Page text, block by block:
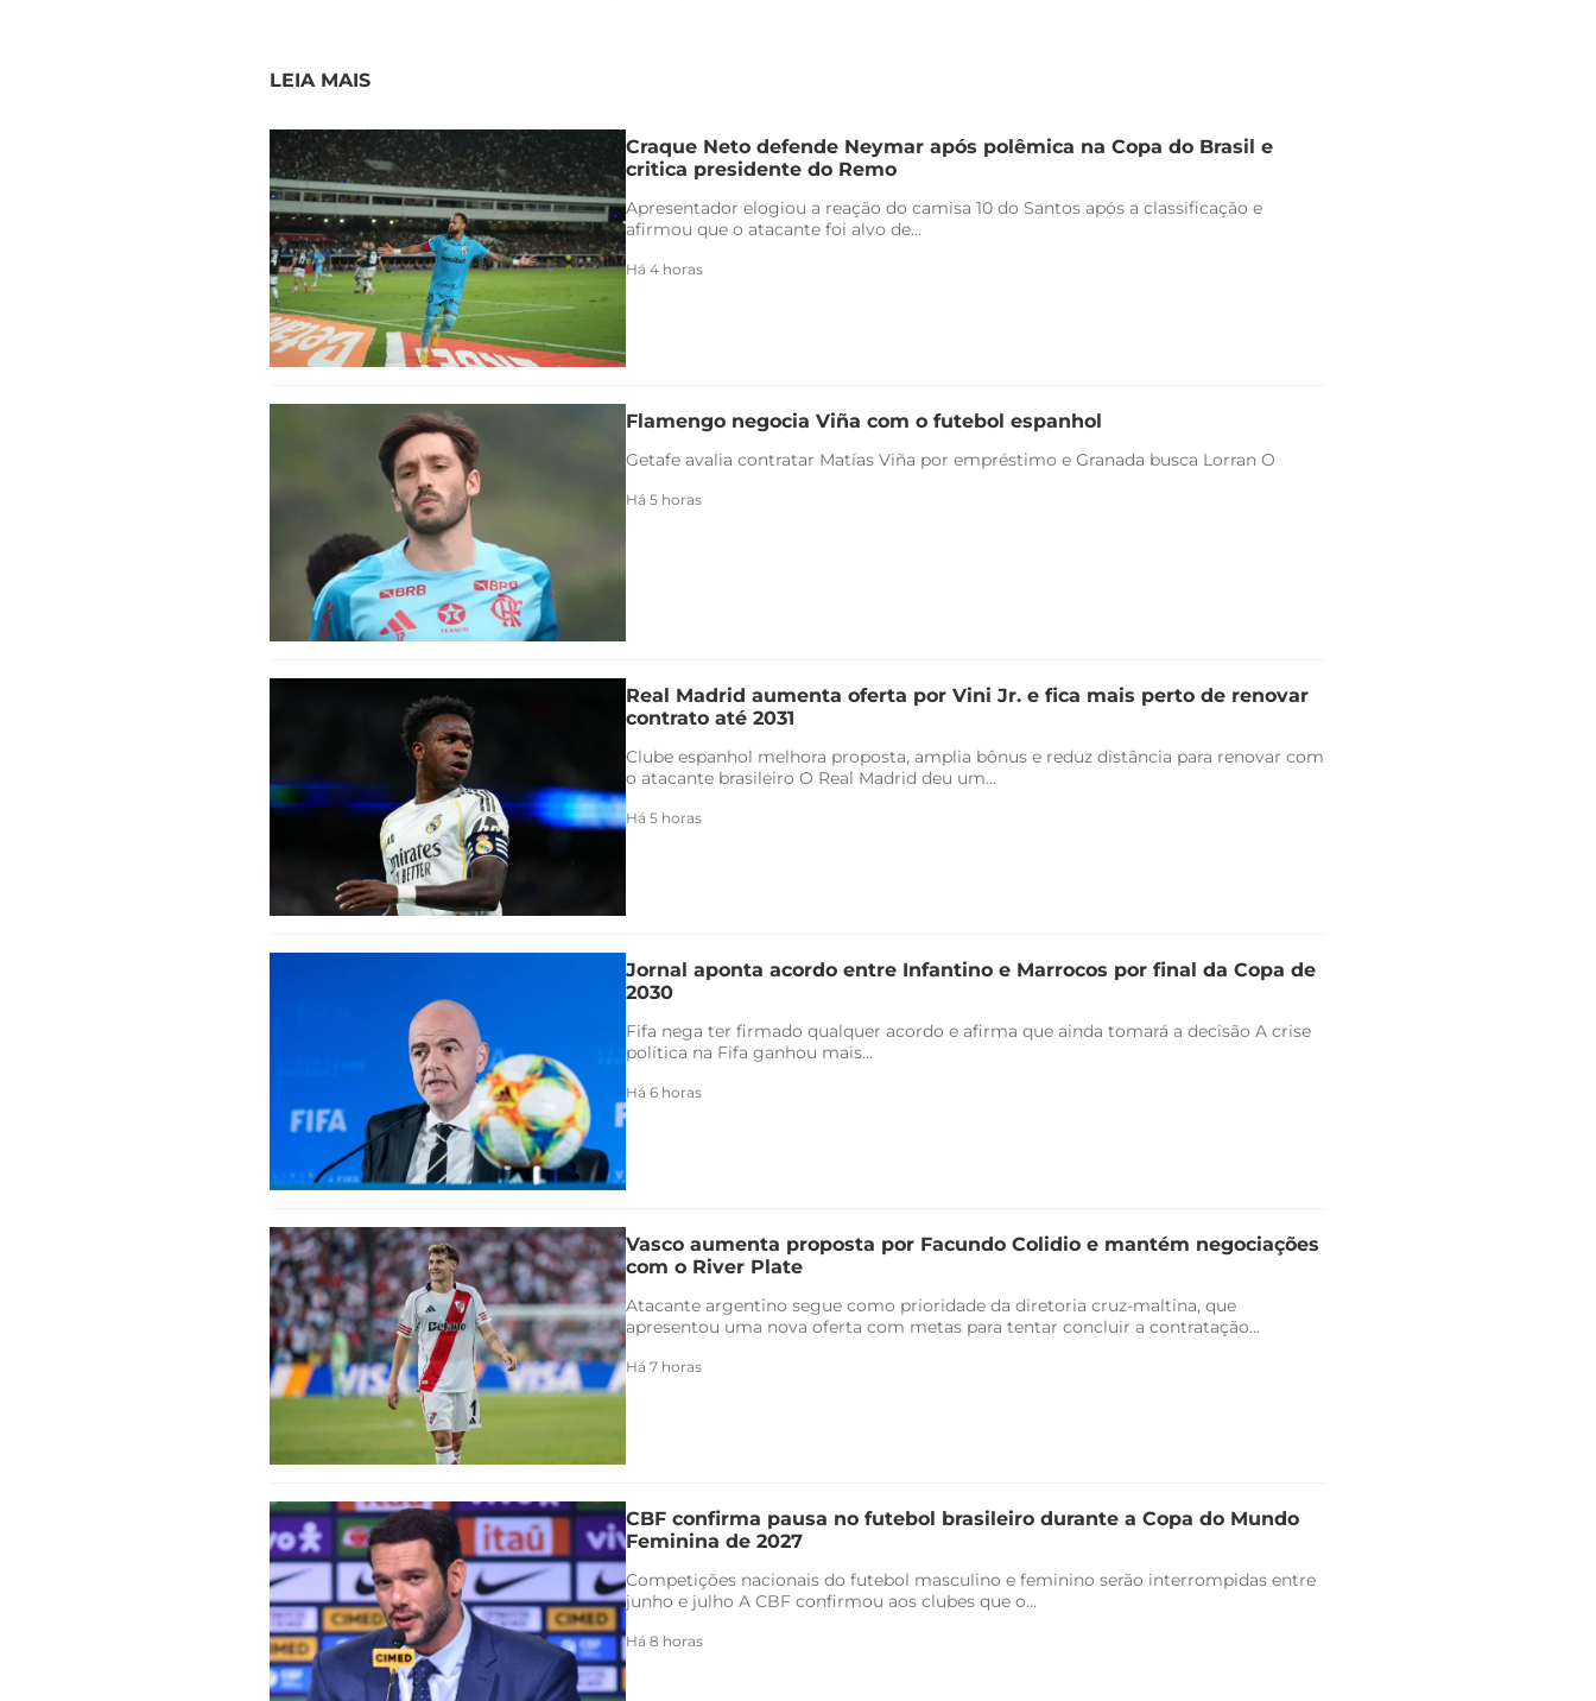
LEIA MAIS
Craque Neto defende Neymar após polêmica na Copa do Brasil e
critica presidente do Remo
Apresentador elogiou a reação do camisa 10 do Santos após a classificação e
afirmou que o atacante foi alvo de...
Há 4 horas
Flamengo negocia Viña com o futebol espanhol
Getafe avalia contratar Matías Viña por empréstimo e Granada busca Lorran O
Há 5 horas
Real Madrid aumenta oferta por Vini Jr. e fica mais perto de renovar
contrato até 2031
Clube espanhol melhora proposta, amplia bônus e reduz distância para renovar com
o atacante brasileiro O Real Madrid deu um...
Há 5 horas
Jornal aponta acordo entre Infantino e Marrocos por final da Copa de
2030
Fifa nega ter firmado qualquer acordo e afirma que ainda tomará a decisão A crise
política na Fifa ganhou mais...
Há 6 horas
Vasco aumenta proposta por Facundo Colidio e mantém negociações
com o River Plate
Atacante argentino segue como prioridade da diretoria cruz-maltina, que
apresentou uma nova oferta com metas para tentar concluir a contratação...
Há 7 horas
CBF confirma pausa no futebol brasileiro durante a Copa do Mundo
Feminina de 2027
Competições nacionais do futebol masculino e feminino serão interrompidas entre
junho e julho A CBF confirmou aos clubes que o...
Há 8 horas